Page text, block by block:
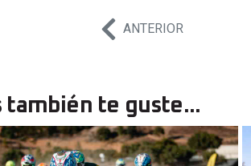
ANTERIOR
también te guste...